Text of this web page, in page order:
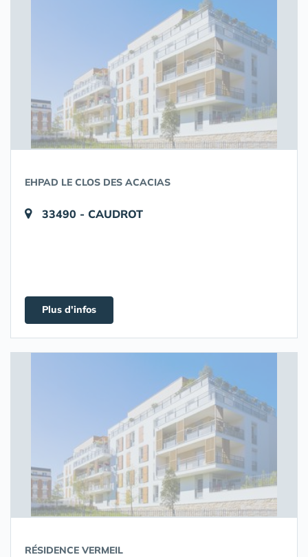
EHPAD LE CLOS DES ACACIAS
33490 - CAUDROT
Plus d'infos
RÉSIDENCE VERMEIL